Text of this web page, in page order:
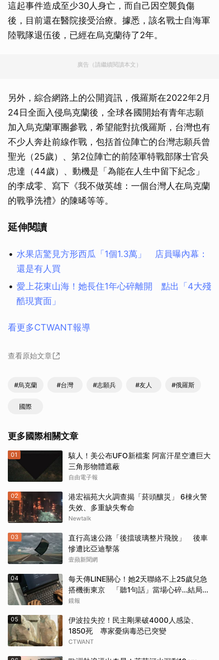
這起事件造成至少30人身亡，而自己因空襲負傷
後，目前還在醫院接受治療。據悉，該名戰士自海軍
陸戰隊退伍後，已經在烏克蘭待了2年。
廣告（請繼續閱讀本文）
另外，綜合網路上的公開資訊，俄羅斯在2022年2月
24日全面入侵烏克蘭後，全球各國開始有青年志願
加入烏克蘭軍團參戰，希望能對抗俄羅斯，台灣也有
不少人奔赴前線作戰，包括首位陣亡的台灣志願兵曾
聖光（25歲）、第2位陣亡的前陸軍特戰部隊士官吳
忠達（44歲）、動機是「為能在人生中留下紀念」
的李成零、寫下《我不做英雄：一個台灣人在烏克蘭
的戰爭洗禮》的陳晞等等。
延伸閱讀
水果店驚見方形西瓜「1個1.3萬」 店員曝內幕：
還是有人買
愛上花東山海！她長住1年心碎離開 點出「4大殘
酷現實面」
看更多CTWANT報導
查看原始文章
#烏克蘭 #台灣 #志願兵 #友人 #俄羅斯
國際
更多國際相關文章
01
駭人！美公布UFO新檔案 阿富汗星空遭巨大
三角形物體遮蔽
自由電子報
02
港宏福苑大火調查揭「菸頭釀災」 6棟火警
失效、多重缺失奪命
Newtalk
03
直行高速公路「後擋玻璃整片飛脫」 後車
慘遭比亞迪擊落
壹蘋新聞網
04
每天傳LINE關心！她2天聯絡不上25歲兒急
搭機衝東京 「聽1句話」當場心碎...結局看
哭網
鏡報
05
伊波拉失控！民主剛果破4000人感染、
1850死 專家憂病毒恐已突變
CTWANT